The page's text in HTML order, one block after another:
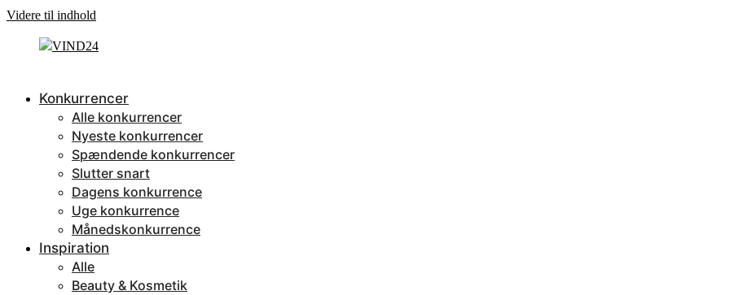
Videre til indhold
Konkurrencer
Alle konkurrencer
Nyeste konkurrencer
Spændende konkurrencer
Slutter snart
Dagens konkurrence
Uge konkurrence
Månedskonkurrence
Inspiration
Alle
Beauty & Kosmetik